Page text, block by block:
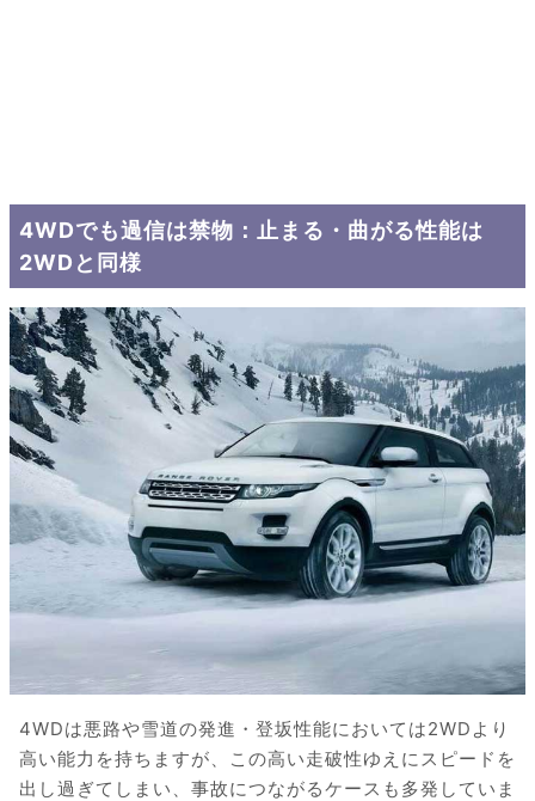
4WDでも過信は禁物：止まる・曲がる性能は
2WDと同様
4WDは悪路や雪道の発進・登坂性能においては2WDより
高い能力を持ちますが、この高い走破性ゆえにスピードを
出し過ぎてしまい、事故につながるケースも多発していま